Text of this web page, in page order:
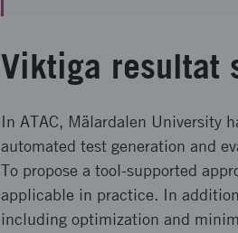
Viktiga resultat
In ATAC, Mälardalen University
automated test generation and
To propose a tool-supported
applicable in practice. In
including optimization and